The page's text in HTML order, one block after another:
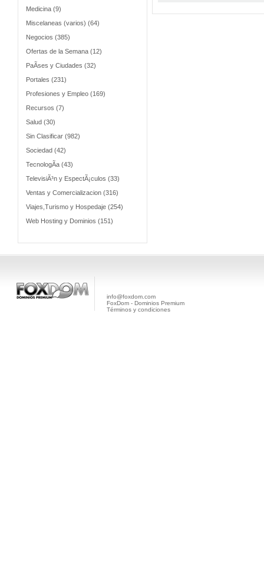
Medicina (9)
Miscelaneas (varios) (64)
Negocios (385)
Ofertas de la Semana (12)
PaÃ­ses y Ciudades (32)
Portales (231)
Profesiones y Empleo (169)
Recursos (7)
Salud (30)
Sin Clasificar (982)
Sociedad (42)
TecnologÃ­a (43)
TelevisiÃ³n y EspectÃ¡culos (33)
Ventas y Comercializacion (316)
Viajes,Turismo y Hospedaje (254)
Web Hosting y Dominios (151)
info@foxdom.com
FoxDom - Dominios Premium
Términos y condiciones